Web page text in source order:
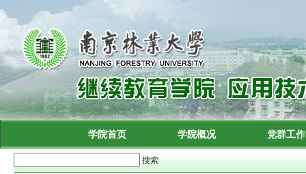
学院首页 学院概况 党群工作
搜索